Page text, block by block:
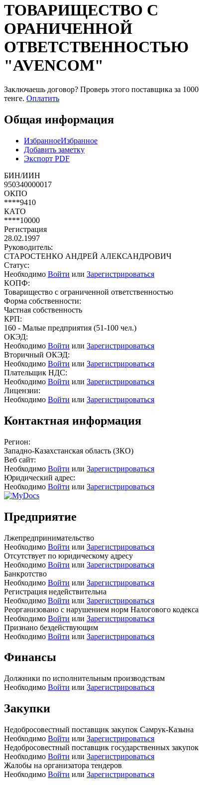
ТОВАРИЩЕСТВО С
ОРАНИЧЕННОЙ
ОТВЕТСТВЕННОСТЬЮ
"AVENCOM"
Заключаешь договор? Проверь этого поставщика за 1000
тенге. Оплатить
Общая информация
ИзбранноеИзбранное
Добавить заметку
Экспорт PDF
БИН/ИИН
950340000017
ОКПО
****9410
КАТО
****10000
Регистрация
28.02.1997
Руководитель:
СТАРОСТЕНКО АНДРЕЙ АЛЕКСАНДРОВИЧ
Статус:
Необходимо Войти или Зарегистрироваться
КОПФ:
Товарищество с ограниченной ответственностью
Форма собственности:
Частная собственность
КРП:
160 - Малые предприятия (51-100 чел.)
ОКЭД:
Необходимо Войти или Зарегистрироваться
Вторичный ОКЭД:
Необходимо Войти или Зарегистрироваться
Плательщик НДС:
Необходимо Войти или Зарегистрироваться
Лицензии:
Необходимо Войти или Зарегистрироваться
Контактная информация
Регион:
Западно-Казахстанская область (ЗКО)
Веб сайт:
Необходимо Войти или Зарегистрироваться
Юридический адрес:
Необходимо Войти или Зарегистрироваться
Предприятие
Лжепредпринимательство
Необходимо Войти или Зарегистрироваться
Отсутствует по юридическому адресу
Необходимо Войти или Зарегистрироваться
Банкротство
Необходимо Войти или Зарегистрироваться
Регистрация недействительна
Необходимо Войти или Зарегистрироваться
Реорганизовано с нарушением норм Налогового кодекса
Необходимо Войти или Зарегистрироваться
Признано бездействующим
Необходимо Войти или Зарегистрироваться
Финансы
Должники по исполнительным производствам
Необходимо Войти или Зарегистрироваться
Закупки
Недобросовестный поставщик закупок Самрук-Казына
Необходимо Войти или Зарегистрироваться
Недобросовестный поставщик государственных закупок
Необходимо Войти или Зарегистрироваться
Жалобы на организатора тендеров
Необходимо Войти или Зарегистрироваться